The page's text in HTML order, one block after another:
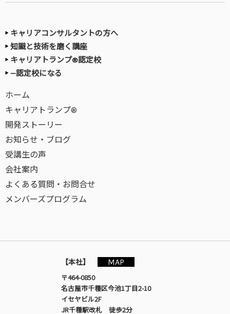
キャリアコンサルタントの方へ
知識と技術を磨く講座
キャリアトランプ®認定校
—認定校になる
ホーム
キャリアトランプ®
開発ストーリー
お知らせ・ブログ
受講生の声
会社案内
よくある質問・お問合せ
メンバーズプログラム
【本社】
MAP
〒464-0850
名古屋市千種区今池1丁目2-10
イセヤビル2F
JR千種駅改札 徒歩2分